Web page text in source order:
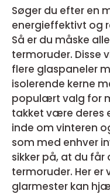
Søger du efter en
energieffektivt og
Så er du måske
termoruder. Disse
flere glaspaneler
isolerende kerne
populært valg for
takket være deres
inde om vinteren
som med enhver
sikker på, at du
termoruder. Her er
glarmester kan